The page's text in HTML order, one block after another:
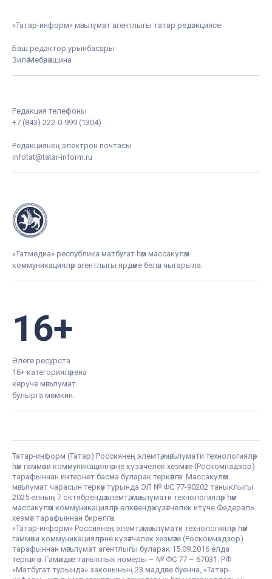
«Татар-информ» мәгълүмат агентлыгы татар редакциясе
Баш редактор урынбасары
Зилә Мөбәрәкшина
Редакция телефоны
+7 (843) 222-0-999 (1304)
Редакциянең электрон почтасы
infotat@tatar-inform.ru
«Татмедиа» республика матбугат һәм массакүләм
коммуникацияләр агентлыгы ярдәме белән чыгарыла.
16+
Әлеге ресурста
16+ категорияләренә
керүче мәгълүмат
булырга мөмкин.
Татар-информ (Татар) Россиянең элемтә, мәгълүмати технологияләр
һәм гаммәви коммуникацияләрне күзәтчелек хезмәте (Роскомнадзор)
тарафыннан интернет басма буларак теркәлгән. Массакүләм
мәгълүмат чарасын теркәү турында ЭЛ № ФС 77-90202 таныклыгы
2025 елның 7 октябрендә элемтә, мәгълүмати технологияләр һәм
массакүләм коммуникацияләр өлкәсендә күзәтчелек итүче Федераль
хезмәт тарафыннан бирелгән.
«Татар-информ» Россиянең элемтә, мәгълүмати технологияләр һәм
гаммәви коммуникацияләрне күзәтчелек хезмәте (Роскомнадзор)
тарафыннан мәгълүмат агентлыгы буларак 15.09.2016 елда
теркәлгән. Гамәлдәге таныклык номеры – № ФС 77 – 67031. РФ
«Матбугат турында» законының 23 маддәсе буенча, «Татар-